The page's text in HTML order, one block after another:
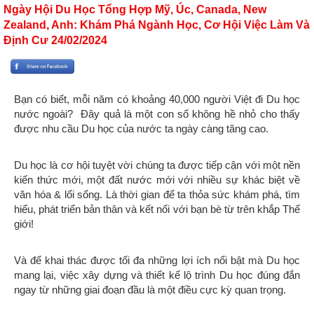
Ngày Hội Du Học Tổng Hợp Mỹ, Úc, Canada, New
Zealand, Anh: Khám Phá Ngành Học, Cơ Hội Việc Làm Và
Định Cư 24/02/2024
Bạn có biết, mỗi năm có khoảng 40,000 người Việt đi Du học
nước ngoài? Đây quả là một con số không hề nhỏ cho thấy
được nhu cầu Du học của nước ta ngày càng tăng cao.
Du học là cơ hội tuyệt vời chúng ta được tiếp cận với một nền
kiến thức mới, một đất nước mới với nhiều sự khác biệt về
văn hóa & lối sống. Là thời gian để ta thỏa sức khám phá, tìm
hiểu, phát triển bản thân và kết nối với bạn bè từ trên khắp Thế
giới!
Và để khai thác được tối đa những lợi ích nổi bật mà Du học
mang lại, việc xây dựng và thiết kế lộ trình Du học đúng đắn
ngay từ những giai đoạn đầu là một điều cực kỳ quan trọng.